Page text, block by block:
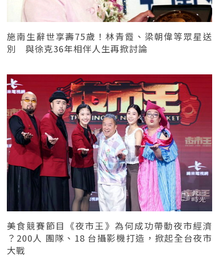
施南生辭世享壽75歲！林青霞、梁朝偉等眾星送
別 與徐克36年相伴人生再掀討論
美食競賽節目《夜市王》為何成功帶動夜市經濟
？200人 團隊、18 台攝影機打造，掀起全台夜市
大戰